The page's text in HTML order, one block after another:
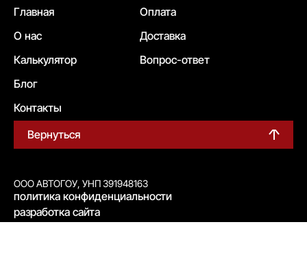
Главная
О нас
Калькулятор
Блог
Контакты
Оплата
Доставка
Вопрос-ответ
Вернуться
ООО АВТОГОУ, УНП 391948163
политика конфиденциальности
разработка сайта